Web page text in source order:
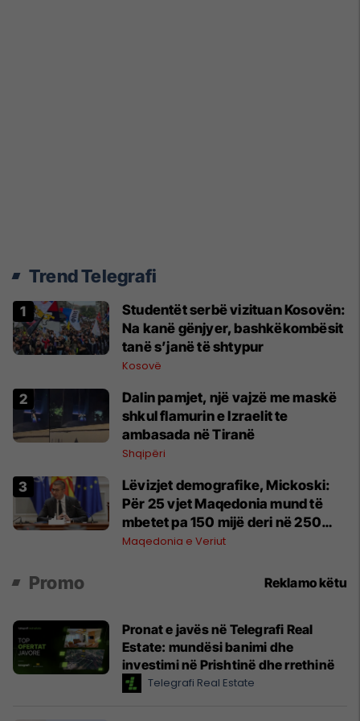
Trend Telegrafi
Studentët serbë vizituan Kosovën:
Na kanë gënjyer, bashkëkombësit
tanë s’janë të shtypur
Kosovë
Dalin pamjet, një vajzë me maskë
shkul flamurin e Izraelit te
ambasada në Tiranë
Shqipëri
Lëvizjet demografike, Mickoski:
Për 25 vjet Maqedonia mund të
mbetet pa 150 mijë deri në 250
mijë banorë
Maqedonia e Veriut
Promo Reklamo këtu
Pronat e javës në Telegrafi Real
Estate: mundësi banimi dhe
investimi në Prishtinë dhe rrethinë
Telegrafi Real Estate